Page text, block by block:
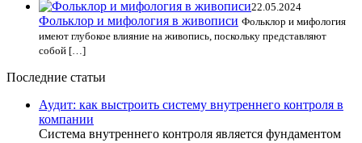
22.05.2024
Фольклор и мифология в живописи Фольклор и мифология
имеют глубокое влияние на живопись, поскольку представляют
собой […]
Последние статьи
Аудит: как выстроить систему внутреннего контроля в
компании
Система внутреннего контроля является фундаментом